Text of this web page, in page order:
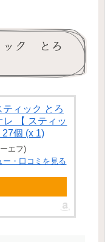
ック とろ
ィック とろ
【 スティッ
27個 (x 1)
エフ)
・口コミを見る